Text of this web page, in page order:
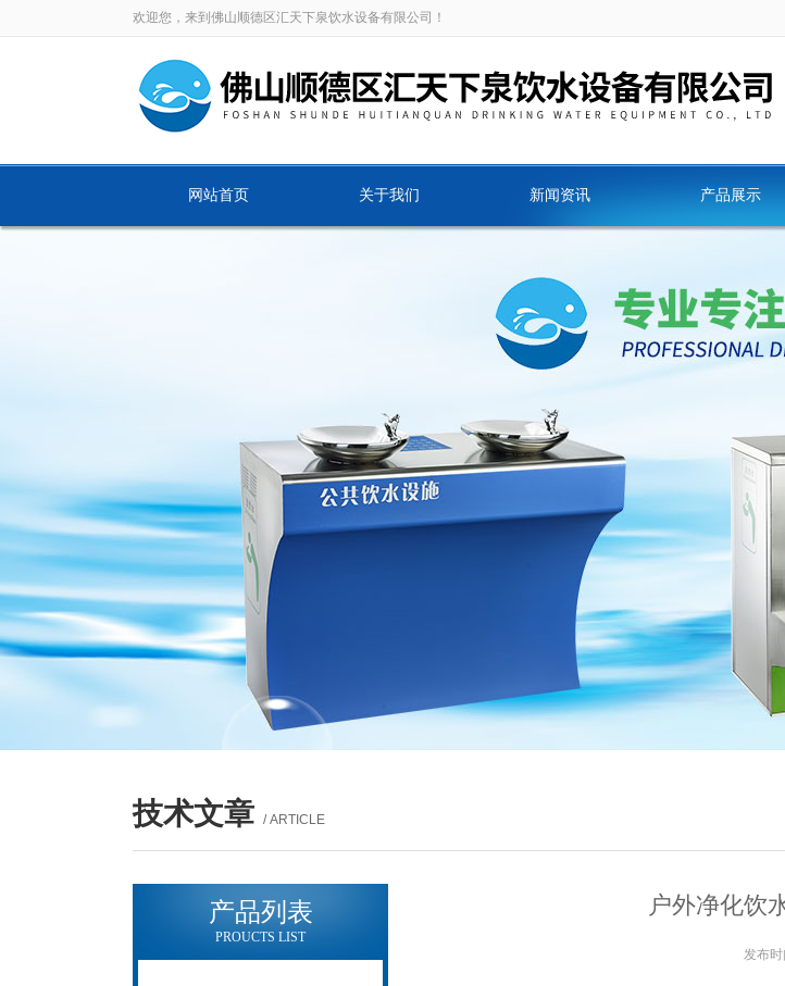
欢迎您，来到佛山顺德区汇天下泉饮水设备有限公司！
网站首页 关于我们 新闻资讯 产品展示
技术文章 / ARTICLE
产品列表
PROUCTS LIST
户外净化饮
发布